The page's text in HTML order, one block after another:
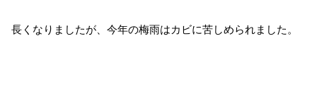
長くなりましたが、今年の梅雨はカビに苦しめられました。